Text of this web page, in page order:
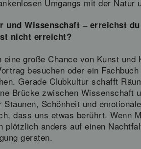
Umgangs mit der
und Wissenschaft – erreichst
nicht erreicht?
große Chance von Kunst
besuchen oder ein
Gerade Clubkultur schafft
Brücke zwischen Wissenschaft
Schönheit und
dass uns etwas berührt. Wenn
anders auf einen
geraten.